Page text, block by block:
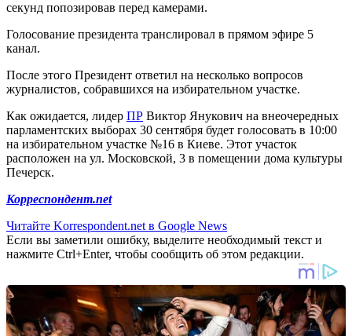
секунд попозировав перед камерами.
Голосование президента транслировал в прямом эфире 5
канал.
После этого Президент ответил на несколько вопросов
журналистов, собравшихся на избирательном участке.
Как ожидается, лидер ПР Виктор Янукович на внеочередных
парламентских выборах 30 сентября будет голосовать в 10:00
на избирательном участке №16 в Киеве. Этот участок
расположен на ул. Московской, 3 в помещении дома культуры
Печерск.
Корреспондент.net
Читайте Korrespondent.net в Google News
Если вы заметили ошибку, выделите необходимый текст и
нажмите Ctrl+Enter, чтобы сообщить об этом редакции.